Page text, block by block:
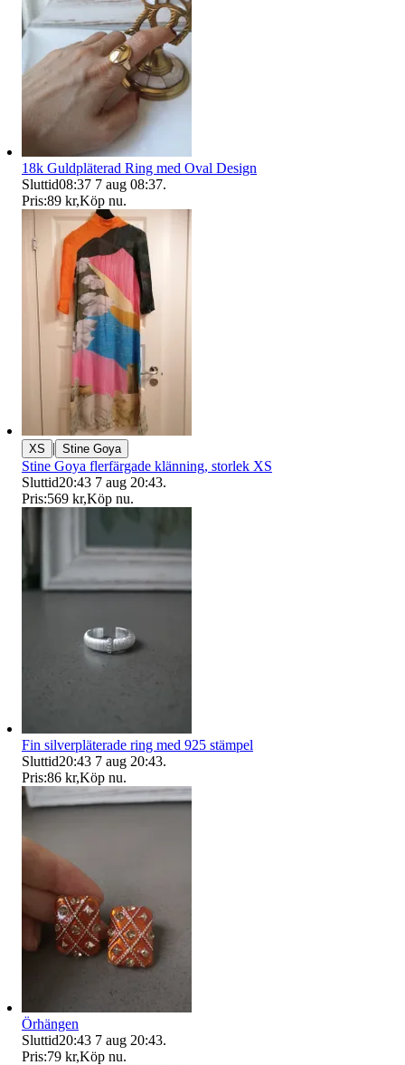
18k Guldpläterad Ring med Oval Design
Sluttid08:37 7 aug 08:37.
Pris:89 kr,Köp nu.
XS | Stine Goya
Stine Goya flerfärgade klänning, storlek XS
Sluttid20:43 7 aug 20:43.
Pris:569 kr,Köp nu.
Fin silverpläterade ring med 925 stämpel
Sluttid20:43 7 aug 20:43.
Pris:86 kr,Köp nu.
Örhängen
Sluttid20:43 7 aug 20:43.
Pris:79 kr,Köp nu.